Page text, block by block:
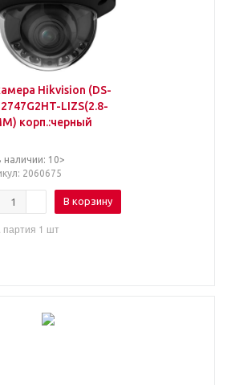
Hikvision (DS-
LIZS(2.8-
корп.:черный
наличии: 10>
: 2060675
В корзину
1 шт